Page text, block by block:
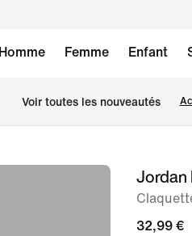
Homme Femme Enfant
Voir toutes les nouveautés
image 1Jordan
32,99 €